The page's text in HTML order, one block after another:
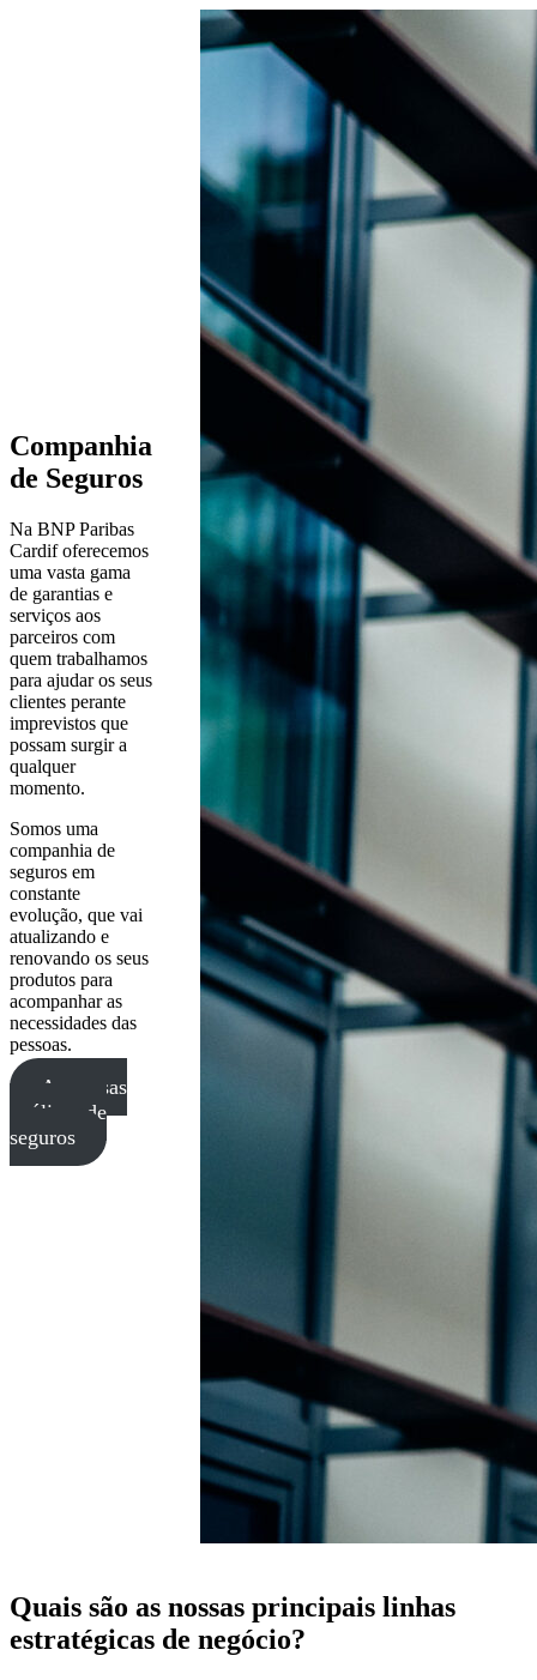
Companhia
de Seguros
Na BNP Paribas
Cardif oferecemos
uma vasta gama
de garantias e
serviços aos
parceiros com
quem trabalhamos
para ajudar os seus
clientes perante
imprevistos que
possam surgir a
qualquer
momento.
Somos uma
companhia de
seguros em
constante
evolução, que vai
atualizando e
renovando os seus
produtos para
acompanhar as
necessidades das
pessoas.
As nossas
apólices de
seguros
Quais são as nossas principais linhas
estratégicas de negócio?